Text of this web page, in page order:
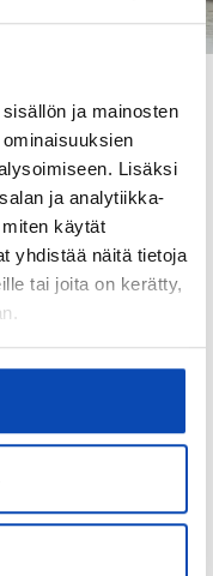
ja mainosten
Lisäksi
ja analytiikka-
käytät
yhdistää näitä tietoja
tai joita on kerätty,
kohteeni